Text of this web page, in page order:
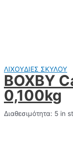
ΛΙΧΟΥΔΙΕΣ ΣΚΥΛΟΥ
BOXBY
0,100kg
Διαθεσιμότητα: 5 in